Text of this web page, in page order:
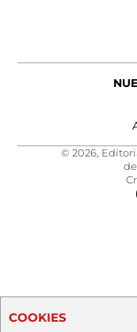
© 2026,
COOKIES